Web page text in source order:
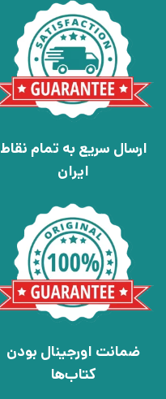
ارسال سریع به تمام نقاط
ایران
ضمانت اورجینال بودن
کتاب‌ها